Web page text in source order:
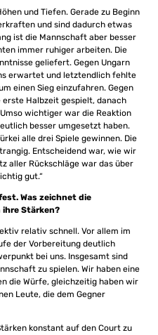
und Tiefen. Gerade zu Beginn
und sind dadurch etwas
ist die Mannschaft aber besser
immer ruhiger arbeiten. Die
geliefert. Gegen Ungarn
erwartet und letztendlich fehlte
einen Sieg einzufahren. Gegen
Halbzeit gespielt, danach
wichtiger war die Reaktion
besser umgesetzt haben.
alle drei Spiele gewinnen. Die
Entscheidend war, wie wir
aller Rückschläge war das über
gut.“
Was zeichnet die
ihre Stärken?
relativ schnell. Vor allem im
der Vorbereitung deutlich
bei uns. Insgesamt sind
zu spielen. Wir haben eine
die Würfe, gleichzeitig haben wir
Leute, die dem Gegner
konstant auf den Court zu